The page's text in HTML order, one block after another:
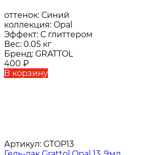
оттенок: Синий
коллекция: Opal
Эффект: С глиттером
Вес: 0.05 кг
Бренд: GRATTOL
400 ₽
В корзину
Артикул: GTOP13